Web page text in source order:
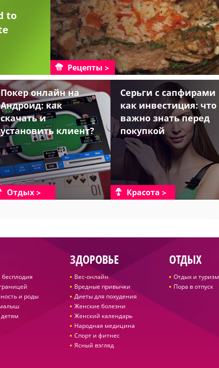
to
Рецепты
Покер онлайн на
Андроид: как
скачать и
установить клиент?
Отдых
Серьги с сапфирами
как инвестиция: что
важно знать перед
покупкой
Красота
и роды
ЗДОРОВЬЕ
Вес-онлайн
Вредные привычки
Диеты для похудения
Женские болезни
Женский календарь
Народная медицина
Спорт и фитнес
Ясный взгляд
ОТДЫХ
Отдых и туризм
Пора в отпуск